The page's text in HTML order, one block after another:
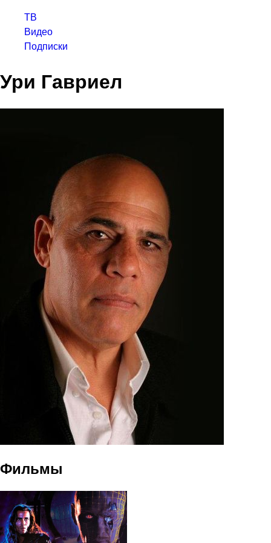
ТВ
Видео
Подписки
Ури Гавриел
Фильмы